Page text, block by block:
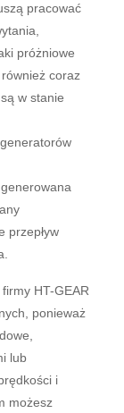
pracować
próżniowe
coraz
w stanie
przepływ
HT-GEAR
ponieważ
lub
i
możesz